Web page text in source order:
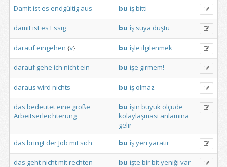
Damitist es endgültig aus bu işbitti
damitist es Essig bu iş suya düştü
darauf eingehen {v} bu işle ilgilenmek
darauf gehe ich nicht ein bu işe girmem!
daraus wird nichts bu iş olmaz
das bedeutet eine große
Arbeitserleichterung
bu işin büyük ölçüde
kolaylaşması anlamına
gelir
das bringt derJob mit sich bu işyeri yaratır
das gehtnichtmitrechten
bu işte birbityeniği var